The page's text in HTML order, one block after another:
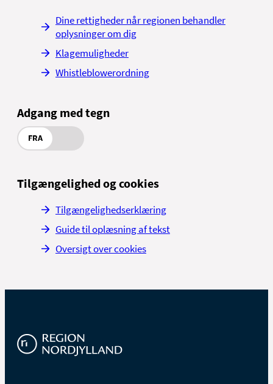
Dine rettigheder når regionen behandler
oplysninger om dig
Klagemuligheder
Whistleblowerordning
Adgang med tegn
FRA
Tilgængelighed og cookies
Tilgængelighedserklæring
Guide til oplæsning af tekst
Oversigt over cookies